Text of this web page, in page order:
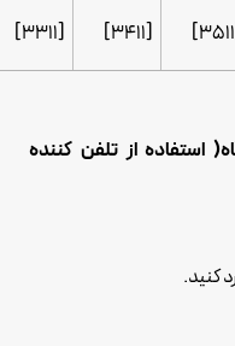
[3411]
[3311]
استفاده از تلفن کننده